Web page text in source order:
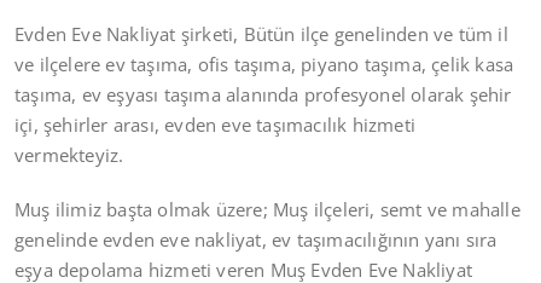
Evden Eve Nakliyat şirketi, Bütün ilçe genelinden ve tüm il
ve ilçelere ev taşıma, ofis taşıma, piyano taşıma, çelik kasa
taşıma, ev eşyası taşıma alanında profesyonel olarak şehir
içi, şehirler arası, evden eve taşımacılık hizmeti
vermekteyiz.
Muş ilimiz başta olmak üzere; Muş ilçeleri, semt ve mahalle
genelinde evden eve nakliyat, ev taşımacılığının yanı sıra
eşya depolama hizmeti veren Muş Evden Eve Nakliyat